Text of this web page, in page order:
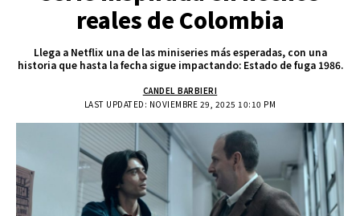
reales de Colombia
Llega a Netflix una de las miniseries más esperadas, con una
historia que hasta la fecha sigue impactando: Estado de fuga 1986.
LAST UPDATED: NOVIEMBRE 29, 2025 10:10 PM
CANDEL BARBIERI